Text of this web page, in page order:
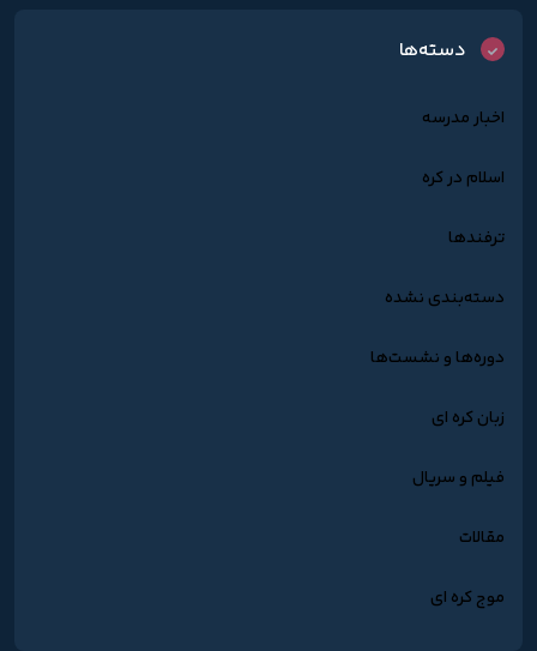
دسته‌ها
اخبار مدرسه
اسلام در کره
ترفندها
دسته‌بندی نشده
دوره‌ها و نشست‌ها
زبان کره ای
فیلم و سریال
مقالات
موج کره ای